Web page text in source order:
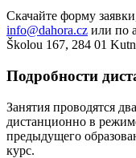
Скачайте форму
info@dahora.cz или по
Školou 167, 284 01
Подробности
Занятия проводятся
дистанционно в
предыдущего
курс.